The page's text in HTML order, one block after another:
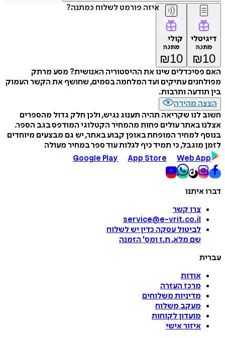
איזה פורמט לשלוח כמתנה?
דיגיטלי
מתנה
₪10
קולי
מתנה
₪10
האם פסיכדלים שינו את ההיסטוריה האנושית? מסע מרתק
מפולחנים עתיקים ועד המלחמה בסמים, שחושף את הקשר העמוק
בין תודעה ותרבות.
הצצה מהירה
חשוב לנו שקריאה תהיה תענוג נגיש, ולכן חלק גדול מהספרים
אצלנו באתר עולים פחות מהמחיר הקטלוגי המודפס בגב הספר.
בנוסף למחיר המופחת באופן קבוע באתר, יש גם מבצעים מיוחדים
לזמן מוגבל, כי תמיד כיף לגלות עוד ספר במחיר מעולה
Google Play
App Store Web App
דברו איתנו
צרו קשר
service@e-vrit.co.il
לביטול עסקה כדין יש לשלוח
שם מלא, ת.ז ומס' הזמנה
עברית
אודות
מרכז העזרה
מדיניות משלוחים
מעקב משלוח
מועדון לקוחות
איזור אישי